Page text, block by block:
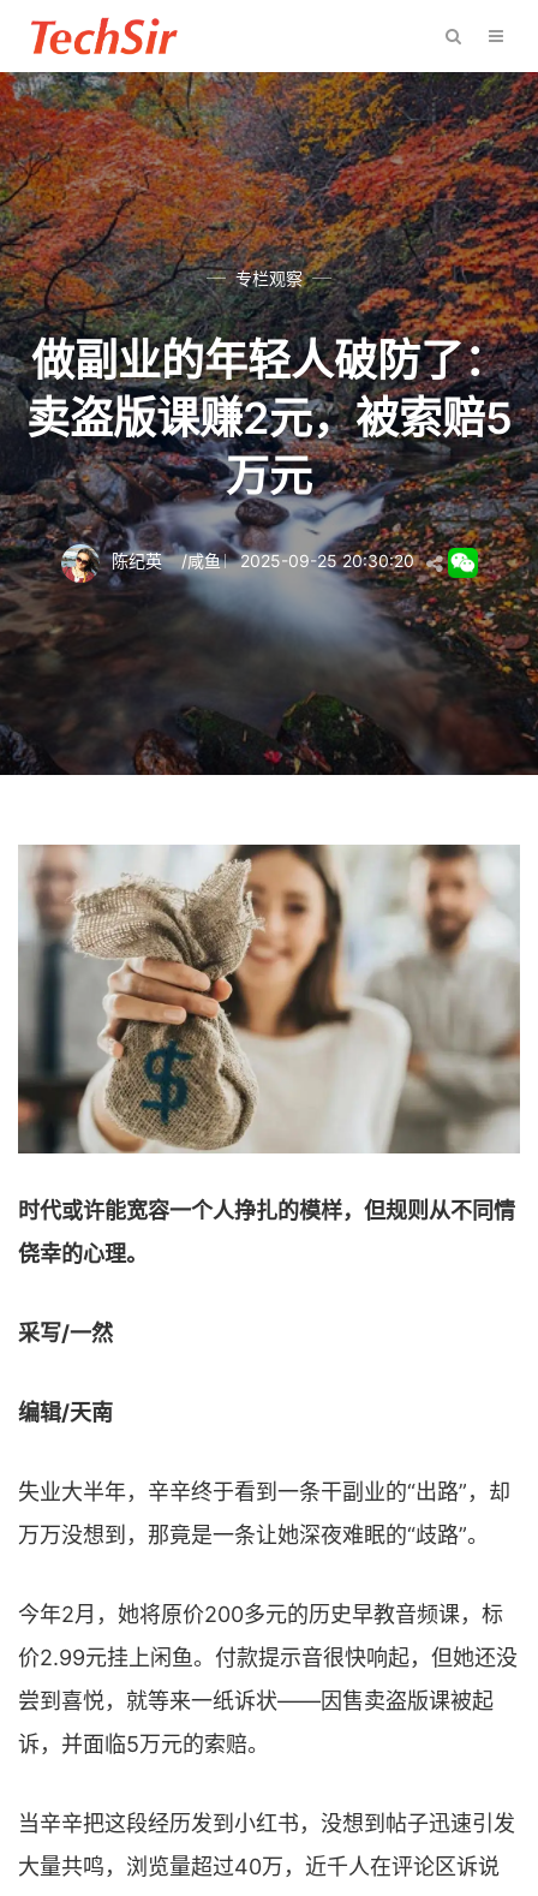
专栏观察
做副业的年轻人破防了：
卖盗版课赚2元，被索赔5
万元
陈纪英 /咸鱼 2025-09-25 20:30:20
时代或许能宽容一个人挣扎的模样，但规则从不同情
侥幸的心理。
采写/一然
编辑/天南
失业大半年，辛辛终于看到一条干副业的“出路”，却
万万没想到，那竟是一条让她深夜难眠的“歧路”。
今年2月，她将原价200多元的历史早教音频课，标
价2.99元挂上闲鱼。付款提示音很快响起，但她还没
尝到喜悦，就等来一纸诉状——因售卖盗版课被起
诉，并面临5万元的索赔。
当辛辛把这段经历发到小红书，没想到帖子迅速引发
大量共鸣，浏览量超过40万，近千人在评论区诉说